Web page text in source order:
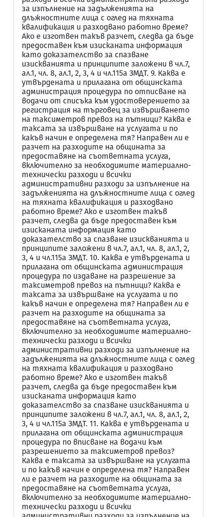
за изпълнение на задълженията на
длъжностните лица с оглед на тяхната
квалификация и разходвано работно време?
Ако е изготвен такъв разчет, следва да бъде
предоставен към изисканата информация
като доказателство за спазване
изискванията и принципите заложени в чл.7,
ал.1, чл. 8, ал.1, 2, 3, 4 и чл.115а ЗМДТ. 9. Каква е
утвърдената и прилагана от общинската
администрация процедура по отписване на
водачи от списъка към удостоверението за
регистрация на търговец за извършването
на таксиметров превоз на пътници? Каква е
таксата за извършване на услугата и по
какъв начин е определена тя? Направен ли е
разчет на разходите на общината за
предоставяне на съответната услуга,
включително за необходимите материално-
технически разходи и всички
административни разходи за изпълнение на
задълженията на длъжностните лица с оглед
на тяхната квалификация и разходвано
работно време? Ако е изготвен такъв
разчет, следва да бъде предоставен към
изисканата информация като
доказателство за спазване изискванията и
принципите заложени в чл.7, ал.1, чл. 8, ал.1, 2,
3, 4 и чл.115а ЗМДТ. 10. Каква е утвърдената и
прилагана от общинската администрация
процедура по издаване на разрешение за
таксиметров превоз на пътници? Каква е
таксата за извършване на услугата и по
какъв начин е определена тя? Направен ли е
разчет на разходите на общината за
предоставяне на съответната услуга,
включително за необходимите материално-
технически разходи и всички
административни разходи за изпълнение на
задълженията на длъжностните лица с оглед
на тяхната квалификация и разходвано
работно време? Ако е изготвен такъв
разчет, следва да бъде предоставен към
изисканата информация като
доказателство за спазване изискванията и
принципите заложени в чл.7, ал.1, чл. 8, ал.1, 2,
3, 4 и чл.115а ЗМДТ. 11. Каква е утвърдената и
прилагана от общинската администрация
процедура по вписване на водачи към
разрешението за таксиметров превоз?
Каква е таксата за извършване на услугата
и по какъв начин е определена тя? Направен
ли е разчет на разходите на общината за
предоставяне на съответната услуга,
включително за необходимите материално-
технически разходи и всички